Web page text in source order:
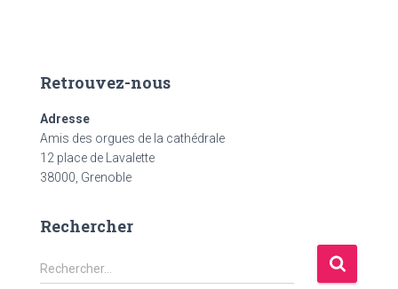
Retrouvez-nous
Adresse
Amis des orgues de la cathédrale
12 place de Lavalette
38000, Grenoble
Rechercher
R
e
Rechercher…